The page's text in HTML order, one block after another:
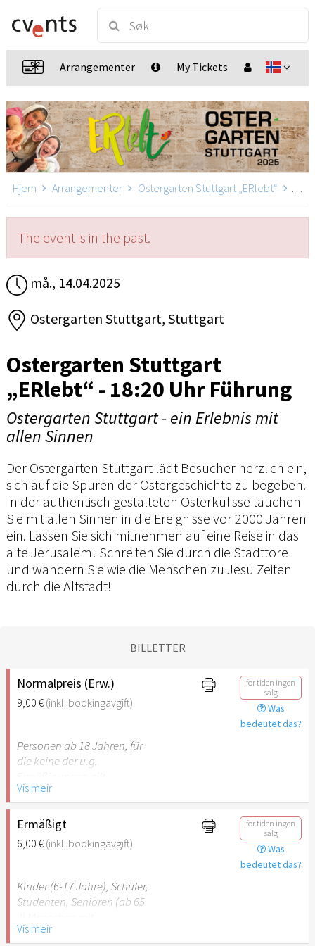
Arrangementer My Tickets
Hjem Arrangementer Ostergarten Stuttgart „ERlebt“
The event is in the past.
må., 14.04.2025
Ostergarten Stuttgart, Stuttgart
Ostergarten Stuttgart
„ERlebt“ - 18:20 Uhr Führung
Ostergarten Stuttgart - ein Erlebnis mit
allen Sinnen
Der Ostergarten Stuttgart lädt Besucher herzlich ein,
sich auf die Spuren der Ostergeschichte zu begeben.
In der authentisch gestalteten Osterkulisse tauchen
Sie mit allen Sinnen in die Ereignisse vor 2000 Jahren
ein. Lassen Sie sich mitnehmen auf eine Reise in das
alte Jerusalem! Schreiten Sie durch die Stadttore
und wandern Sie wie die Menschen zu Jesu Zeiten
durch die Altstadt!
BILLETTER
Normalpreis (Erw.)
9,00 €(inkl. bookingavgift)
for tiden ingen
salg
Was
bedeutet das?
Personen ab 18 Jahren, für
die keine der u.g.
Vis meir
Ermäßigt
6,00 €(inkl. bookingavgift)
for tiden ingen
salg
Was
bedeutet das?
Kinder (6-17 Jahre), Schüler,
Studenten, Senioren (ab 65
Behinderung (ab 50%),
Vis meir